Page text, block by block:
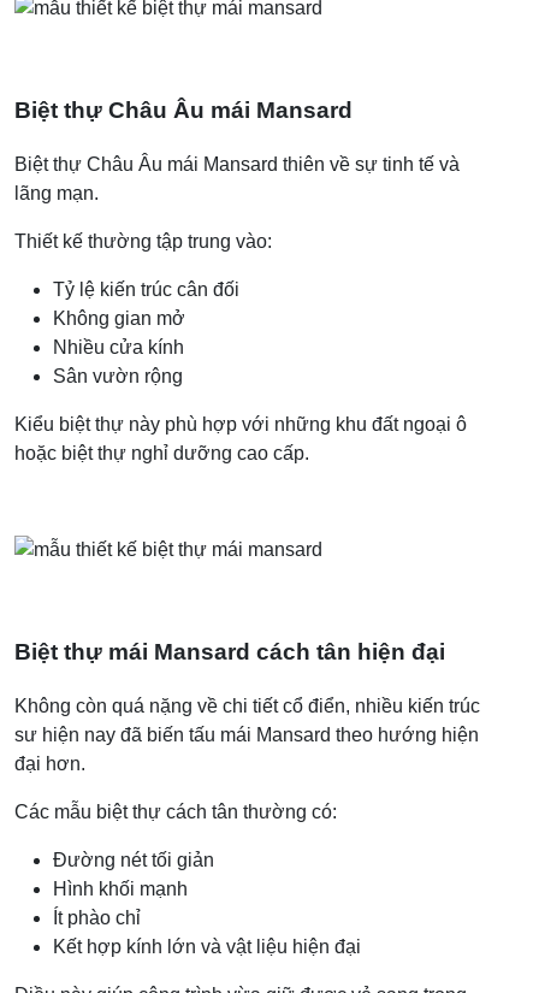
Biệt thự Châu Âu mái Mansard
Biệt thự Châu Âu mái Mansard thiên về sự tinh tế và
lãng mạn.
Thiết kế thường tập trung vào:
Tỷ lệ kiến trúc cân đối
Không gian mở
Nhiều cửa kính
Sân vườn rộng
Kiểu biệt thự này phù hợp với những khu đất ngoại ô
hoặc biệt thự nghỉ dưỡng cao cấp.
Biệt thự mái Mansard cách tân hiện đại
Không còn quá nặng về chi tiết cổ điển, nhiều kiến trúc
sư hiện nay đã biến tấu mái Mansard theo hướng hiện
đại hơn.
Các mẫu biệt thự cách tân thường có:
Đường nét tối giản
Hình khối mạnh
Ít phào chỉ
Kết hợp kính lớn và vật liệu hiện đại